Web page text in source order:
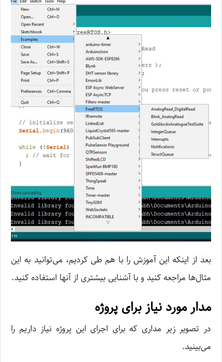
بعد از اینکه این آموزش را با هم طی کردیم، می‌توانید به این
مثال‌ها مراجعه کنید و با آشنایی بیشتری از آنها استفاده کنید.
مدار مورد نیاز برای پروژه
در تصویر زیر مداری که برای اجرای این پروژه نیاز داریم را
می‌بینید.